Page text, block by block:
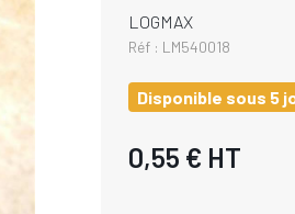
LOGMAX
Réf : LM540018
Disponible sous 5
0,55 € HT